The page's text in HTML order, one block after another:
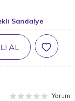
Sandalye
AL
Yorum